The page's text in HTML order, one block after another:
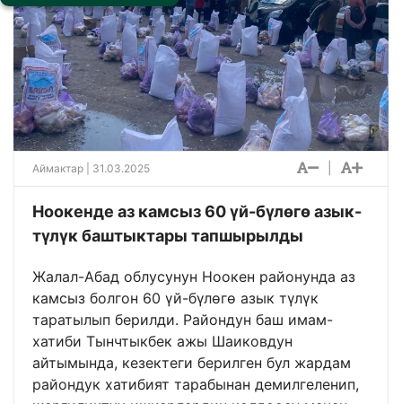
Аймактар | 31.03.2025
Ноокенде аз камсыз 60 үй-бүлөгө азык-
түлүк баштыктары тапшырылды
Жалал-Абад облусунун Ноокен районунда аз
камсыз болгон 60 үй-бүлөгө азык түлүк
таратылып берилди. Райондун баш имам-
хатиби Тынчтыкбек ажы Шаиковдун
айтымында, кезектеги берилген бул жардам
райондук хатибият тарабынан демилгеленип,